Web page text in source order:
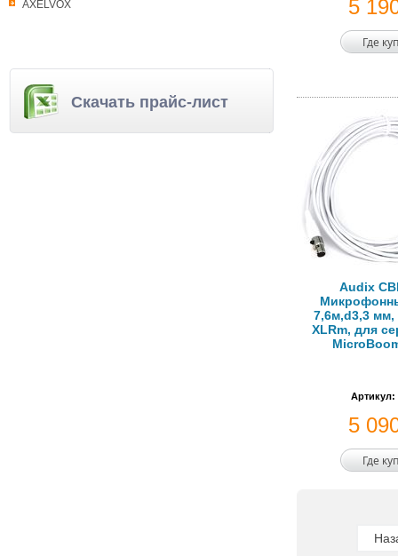
AXELVOX
Скачать прайс-лист
5
Где
Audix
7,6м,d3,3 мм,
XLRm, для
Артикул:
5
Где